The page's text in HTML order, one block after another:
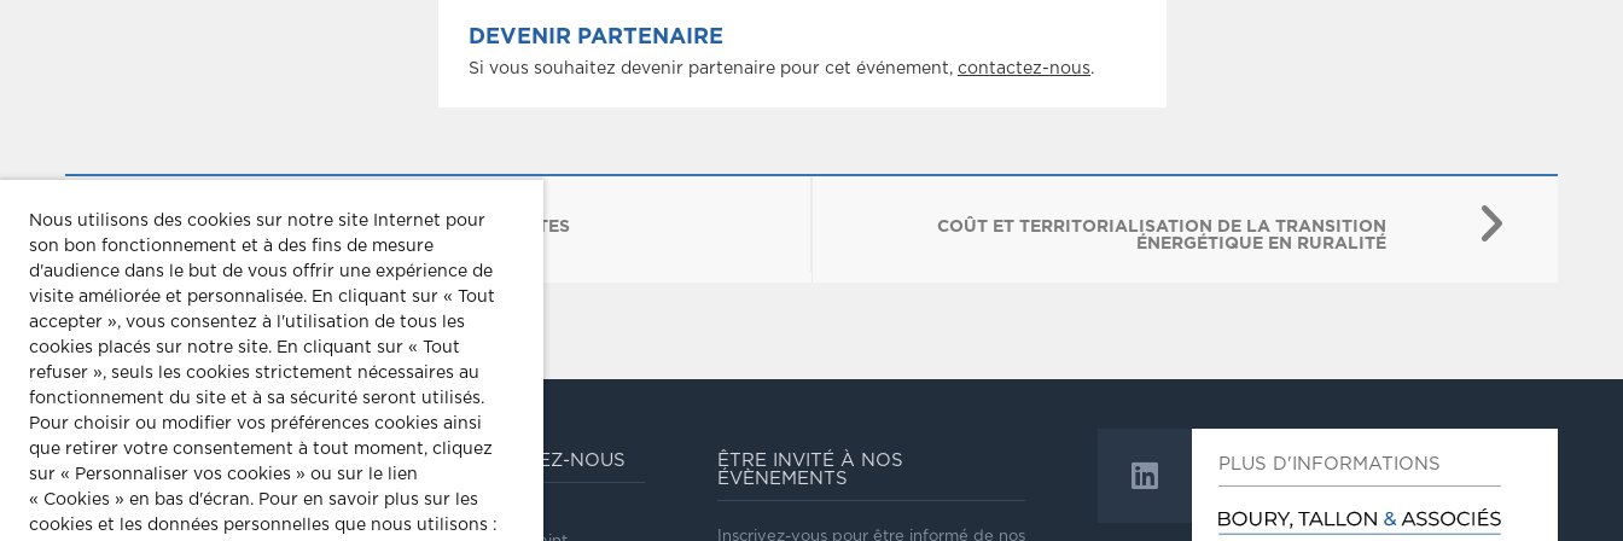
DEVENIR PARTENAIRE
Si vous souhaitez devenir partenaire pour cet événement, contactez-nous.
5esRENCONTRES SUR LES RETRAITES
COÛT ET TERRITORIALISATION DE LA TRANSITION
ÉNERGÉTIQUE EN RURALITÉ
M&M CONSEIL
Communication
événementielle
Contact
CONTACTEZ-NOUS
M&M Conseil
ÊTRE INVITÉ À NOS
ÉVÈNEMENTS
Inscrivez-vous pour être informé de nos
PLUS D'INFORMATIONS
Nous utilisons des cookies sur notre site Internet pour
son bon fonctionnement et à des fins de mesure
d'audience dans le but de vous offrir une expérience de
visite améliorée et personnalisée. En cliquant sur « Tout
accepter », vous consentez à l'utilisation de tous les
cookies placés sur notre site. En cliquant sur « Tout
refuser », seuls les cookies strictement nécessaires au
fonctionnement du site et à sa sécurité seront utilisés.
Pour choisir ou modifier vos préférences cookies ainsi
que retirer votre consentement à tout moment, cliquez
sur « Personnaliser vos cookies » ou sur le lien
« Cookies » en bas d'écran. Pour en savoir plus sur les
cookies et les données personnelles que nous utilisons :